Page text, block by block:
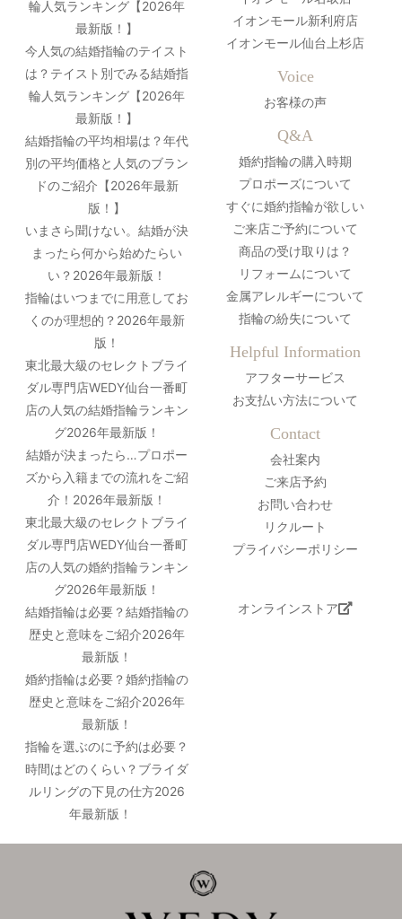
輪人気ランキング【2026年
最新版！】
今人気の結婚指輪のテイスト
は？テイスト別でみる結婚指
輪人気ランキング【2026年
最新版！】
結婚指輪の平均相場は？年代
別の平均価格と人気のブラン
ドのご紹介【2026年最新
版！】
いまさら聞けない。結婚が決
まったら何から始めたらい
い？2026年最新版！
指輪はいつまでに用意してお
くのが理想的？2026年最新
版！
東北最大級のセレクトブライ
ダル専門店WEDY仙台一番町
店の人気の結婚指輪ランキン
グ2026年最新版！
結婚が決まったら…プロポー
ズから入籍までの流れをご紹
介！2026年最新版！
東北最大級のセレクトブライ
ダル専門店WEDY仙台一番町
店の人気の婚約指輪ランキン
グ2026年最新版！
結婚指輪は必要？結婚指輪の
歴史と意味をご紹介2026年
最新版！
婚約指輪は必要？婚約指輪の
歴史と意味をご紹介2026年
最新版！
指輪を選ぶのに予約は必要？
時間はどのくらい？ブライダ
ルリングの下見の仕方2026
年最新版！
イオンモール新利府店
イオンモール仙台上杉店
Voice
お客様の声
Q&A
婚約指輪の購入時期
プロポーズについて
すぐに婚約指輪が欲しい
ご来店ご予約について
商品の受け取りは？
リフォームについて
金属アレルギーについて
指輪の紛失について
Helpful Information
アフターサービス
お支払い方法について
Contact
会社案内
ご来店予約
お問い合わせ
リクルート
プライバシーポリシー
オンラインストア